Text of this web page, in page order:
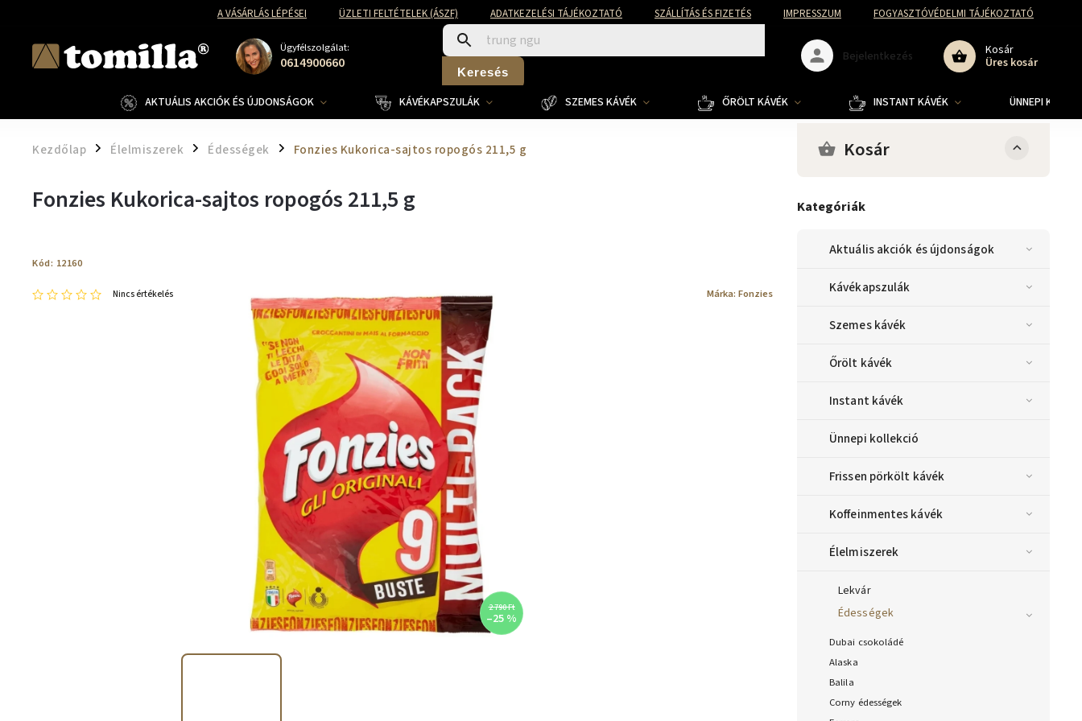
A VÁSÁRLÁS LÉPÉSEI ÜZLETI FELTÉTELEK (ÁSZF) ADATKEZELÉSI TÁJÉKOZTATÓ SZÁLLÍTÁS ÉS FIZETÉS IMPRESSZUM FOGYASZTÓVÉDELMI TÁJÉKOZTATÓ
Ügyfélszolgálat:
0614900660 Keresés
Kosár
Üres kosár
Bejelentkezés
AKTUÁLIS AKCIÓK ÉS ÚJDONSÁGOK KÁVÉKAPSZULÁK SZEMES KÁVÉK ŐRÖLT KÁVÉK INSTANT KÁVÉK ÜNNEPI
Kezdőlap / Élelmiszerek / Édességek / Fonzies Kukorica-sajtos ropogós 211,5 g Kosár
Kategóriák
Aktuális akciók és újdonságok
Kávékapszulák
Szemes kávék
Őrölt kávék
Instant kávék
Ünnepi kollekció
Frissen pörkölt kávék
Koffeinmentes kávék
Élelmiszerek
Lekvár
Édességek
Dubai csokoládé
Alaska
Balila
Corny édességek
Fonzies Kukorica-sajtos ropogós 211,5 g
Kód: 12160
Nincs értékelés Márka: Fonzies
2 790 Ft
–25 %